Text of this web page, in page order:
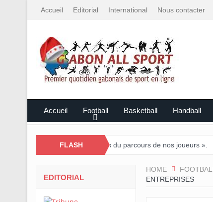
Accueil Editorial International Nous contacter
Accueil Football Basketball Handball
FLASH
: « Nous sommes fiers du parcours de nos joueurs ». Tournoi
HOME
ENTREPRISES
EDITORIAL